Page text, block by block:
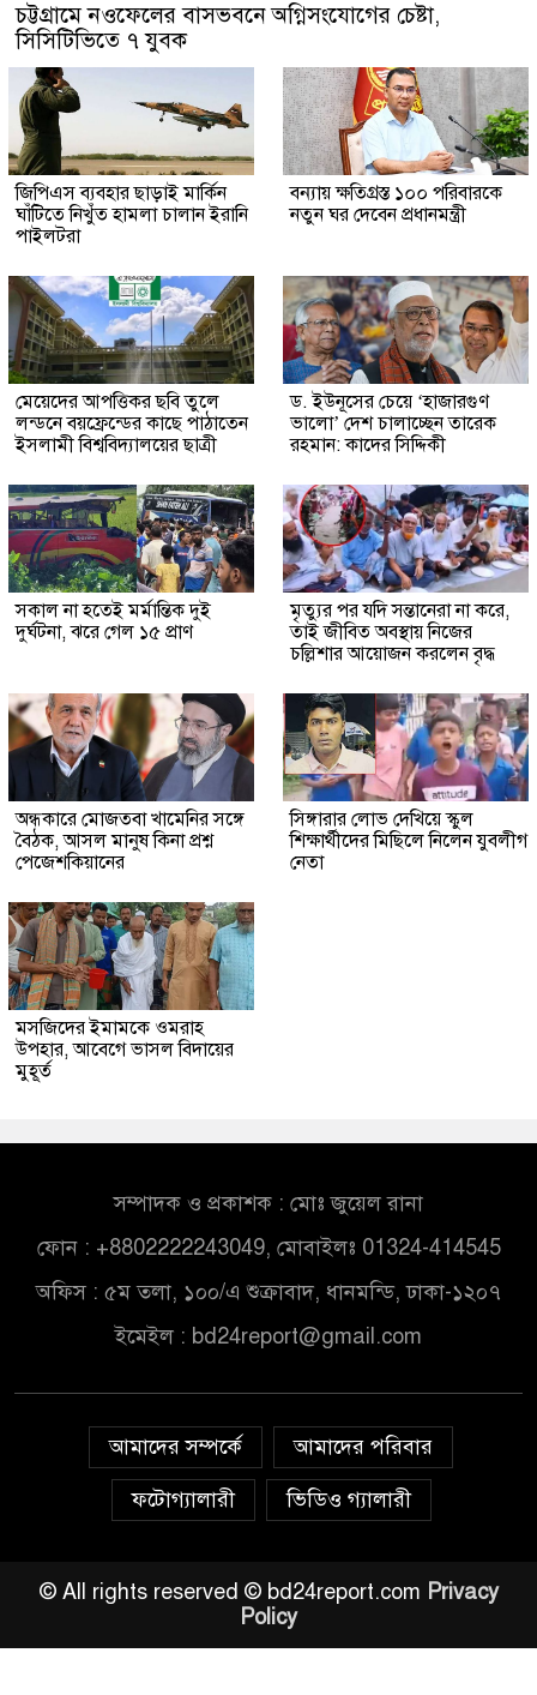
চট্টগ্রামে নওফেলের বাসভবনে অগ্নিসংযোগের চেষ্টা,
সিসিটিভিতে ৭ যুবক
জিপিএস ব্যবহার ছাড়াই মার্কিন
ঘাঁটিতে নিখুঁত হামলা চালান ইরানি
পাইলটরা
বন্যায় ক্ষতিগ্রস্ত ১০০ পরিবারকে
নতুন ঘর দেবেন প্রধানমন্ত্রী
মেয়েদের আপত্তিকর ছবি তুলে
লন্ডনে বয়ফ্রেন্ডের কাছে পাঠাতেন
ইসলামী বিশ্ববিদ্যালয়ের ছাত্রী
ড. ইউনূসের চেয়ে ‘হাজারগুণ
ভালো’ দেশ চালাচ্ছেন তারেক
রহমান: কাদের সিদ্দিকী
সকাল না হতেই মর্মান্তিক দুই
দুর্ঘটনা, ঝরে গেল ১৫ প্রাণ
মৃত্যুর পর যদি সন্তানেরা না করে,
তাই জীবিত অবস্থায় নিজের
চল্লিশার আয়োজন করলেন বৃদ্ধ
অন্ধকারে মোজতবা খামেনির সঙ্গে
বৈঠক, আসল মানুষ কিনা প্রশ্ন
পেজেশকিয়ানের
সিঙ্গারার লোভ দেখিয়ে স্কুল
শিক্ষার্থীদের মিছিলে নিলেন যুবলীগ
নেতা
মসজিদের ইমামকে ওমরাহ
উপহার, আবেগে ভাসল বিদায়ের
মুহূর্ত
সম্পাদক ও প্রকাশক : মোঃ জুয়েল রানা
ফোন : +8802222243049, মোবাইলঃ 01324-414545
অফিস : ৫ম তলা, ১০০/এ শুক্রাবাদ, ধানমন্ডি, ঢাকা-১২০৭
ইমেইল : bd24report@gmail.com
আমাদের সম্পর্কে
আমাদের পরিবার
ফটোগ্যালারী
ভিডিও গ্যালারী
© All rights reserved © bd24report.com Privacy
Policy